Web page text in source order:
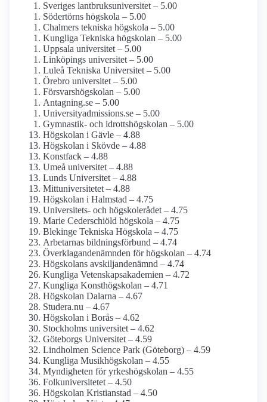
Sveriges lantbruks­universitet – 5.00
Södertörns högskola – 5.00
Chalmers tekniska högskola – 5.00
Kungliga Tekniska högskolan – 5.00
Uppsala universitet – 5.00
Linköpings universitet – 5.00
Luleå Tekniska Universitet – 5.00
Örebro universitet – 5.00
Försvars­högskolan – 5.00
Antagning.se – 5.00
University­admissions.se – 5.00
Gymnastik- och idrotts­högskolan – 5.00
Högskolan i Gävle – 4.88
Högskolan i Skövde – 4.88
Konstfack – 4.88
Umeå universitet – 4.88
Lunds Universitet – 4.88
Mitt­universitetet – 4.88
Högskolan i Halmstad – 4.75
Universitets- och högskolerådet – 4.75
Marie Cederschiöld högskola – 4.75
Blekinge Tekniska Högskola – 4.75
Arbetarnas bildningsförbund – 4.74
Överklagande­nämnden för högskolan – 4.74
Högskolans avskiljande­nämnd – 4.74
Kungliga Vetenskaps­akademien – 4.72
Kungliga Konst­högskolan – 4.71
Högskolan Dalarna – 4.67
Studera.nu – 4.67
Högskolan i Borås – 4.62
Stockholms universitet – 4.62
Göteborgs Universitet – 4.59
Lindholmen Science Park (Göteborg) – 4.59
Kungliga Musik­högskolan – 4.55
Myndigheten för yrkes­högskolan – 4.55
Folkuniversitetet – 4.50
Högskolan Kristianstad – 4.50